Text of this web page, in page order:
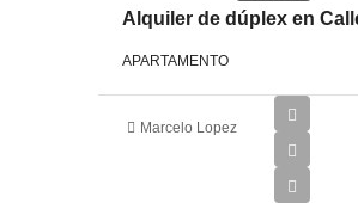
Alquiler de dúplex en
APARTAMENTO
Marcelo Lopez